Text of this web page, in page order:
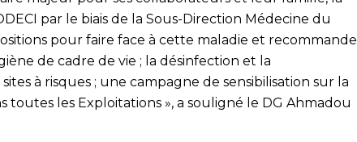
par le biais de la Sous-Direction Médecine du
pour faire face à cette maladie et recommande
de cadre de vie ; la désinfection et la
à risques ; une campagne de sensibilisation sur la
toutes les Exploitations », a souligné le DG Ahmadou